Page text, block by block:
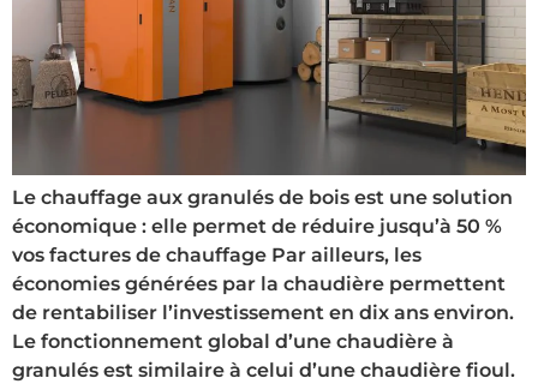
Le chauffage aux granulés de bois est une solution
économique : elle permet de réduire jusqu’à 50 %
vos factures de chauffage Par ailleurs, les
économies générées par la chaudière permettent
de rentabiliser l’investissement en dix ans environ.
Le fonctionnement global d’une chaudière à
granulés est similaire à celui d’une chaudière fioul.